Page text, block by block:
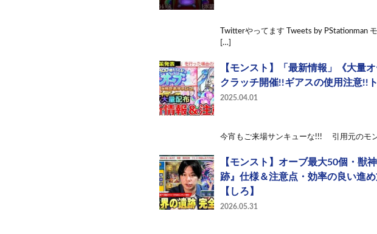
Twitterやってます Tweets by
[…]
【モンスト】「最新情報」《大量
クラッチ開催!!ギアスの使用注意!!
2025.04.01
今宵もご来場サンキューな!!! 引用元のモ
【モンスト】オーブ最大50個・獣
跡』仕様＆注意点・効率の良い進
【しろ】
2026.05.31